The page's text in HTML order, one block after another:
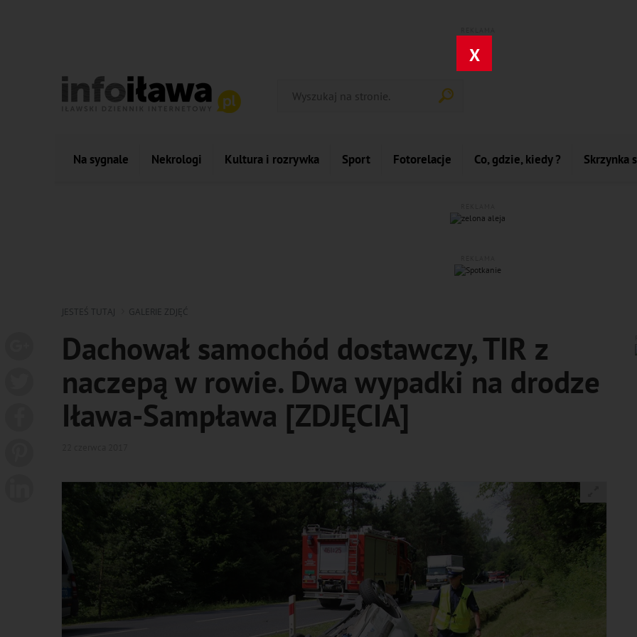
X
Na sygnale Nekrologi Kultura i rozrywka Sport Fotorelacje Co, gdzie, kiedy ? Skrzynka
JESTEŚ TUTAJ GALERIE ZDJĘĆ
Dachował samochód dostawczy, TIR z
naczepą w rowie. Dwa wypadki na drodze
Iława-Sampława [ZDJĘCIA]